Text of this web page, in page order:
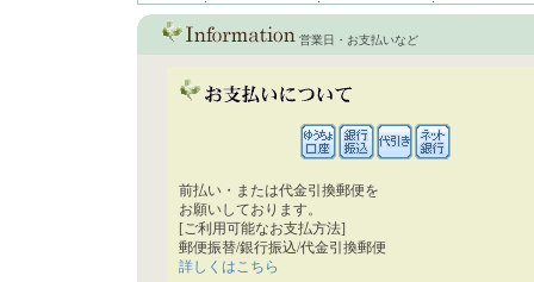
営業日・お支払いなど
前払い・または代金引換郵便を
お願いしております。
[ご利用可能なお支払方法]
郵便振替/銀行振込/代金引換郵便
詳しくはこちら